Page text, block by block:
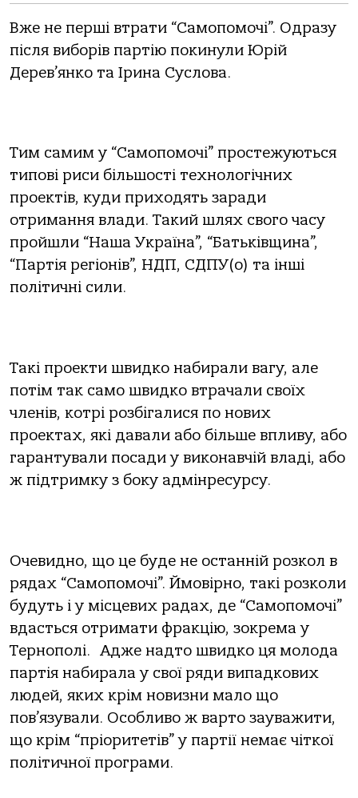
Вже не перші втрати “Самопомочі”. Одразу
після виборів партію покинули Юрій
Дерев’янко та Ірина Суслова.
Тим самим у “Самопомочі” простежуються
типові риси більшості технологічних
проектів, куди приходять заради
отримання влади. Такий шлях свого часу
пройшли “Наша Україна”, “Батьківщина”,
“Партія регіонів”, НДП, СДПУ(о) та інші
політичні сили.
Такі проекти швидко набирали вагу, але
потім так само швидко втрачали своїх
членів, котрі розбігалися по нових
проектах, які давали або більше впливу, або
гарантували посади у виконавчій владі, або
ж підтримку з боку адмінресурсу.
Очевидно, що це буде не останній розкол в
рядах “Самопомочі”. Ймовірно, такі розколи
будуть і у місцевих радах, де “Самопомочі”
вдасться отримати фракцію, зокрема у
Тернополі. Адже надто швидко ця молода
партія набирала у свої ряди випадкових
людей, яких крім новизни мало що
пов’язували. Особливо ж варто зауважити,
що крім “пріоритетів” у партії немає чіткої
політичної програми.